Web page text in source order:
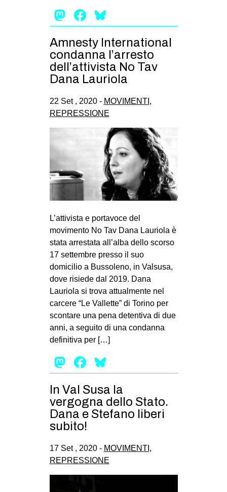
Mastodon
Facebook
Amnesty International
condanna l’arresto
dell’attivista No Tav
Dana Lauriola
22 Set , 2020 - MOVIMENTI ,
REPRESSIONE
L’attivista e portavoce del
movimento No Tav Dana Lauriola è
stata arrestata all’alba dello scorso
17 settembre presso il suo
domicilio a Bussoleno, in Valsusa,
dove risiede dal 2019. Dana
Lauriola si trova attualmente nel
carcere “Le Vallette” di Torino per
scontare una pena detentiva di due
anni, a seguito di una condanna
definitiva per […]
Mastodon
Facebook
In Val Susa la
vergogna dello Stato.
Dana e Stefano liberi
subito!
17 Set , 2020 - MOVIMENTI ,
REPRESSIONE